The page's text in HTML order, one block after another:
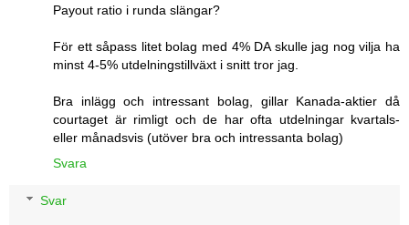
Payout ratio i runda slängar?
För ett såpass litet bolag med 4% DA skulle jag nog vilja ha
minst 4-5% utdelningstillväxt i snitt tror jag.
Bra inlägg och intressant bolag, gillar Kanada-aktier då
courtaget är rimligt och de har ofta utdelningar kvartals-
eller månadsvis (utöver bra och intressanta bolag)
Svara
Svar